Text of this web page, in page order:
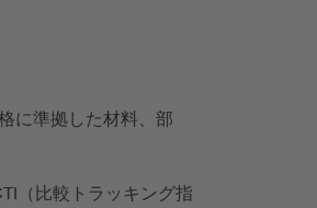
に準拠した材料、部
（比較トラッキング指